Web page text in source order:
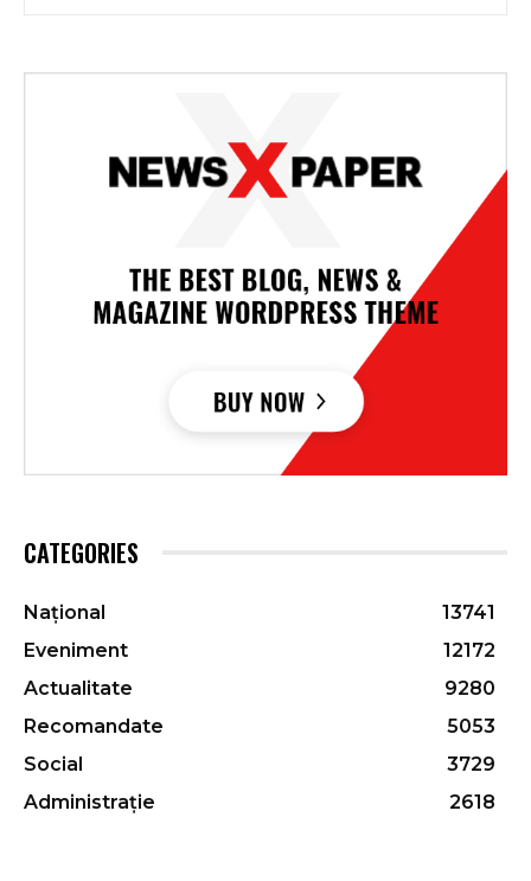
CATEGORIES
Național
13741
Eveniment
12172
Actualitate
9280
Recomandate
5053
Social
3729
Administrație
2618